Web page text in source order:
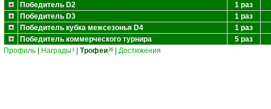
Победитель D2
1 раз
Победитель D3
1 раз
Победитель кубка межсезонья D4
1 раз
Победитель коммерческого турнира
5 раз
Профиль
Награды 1 Трофеи26 Достижения